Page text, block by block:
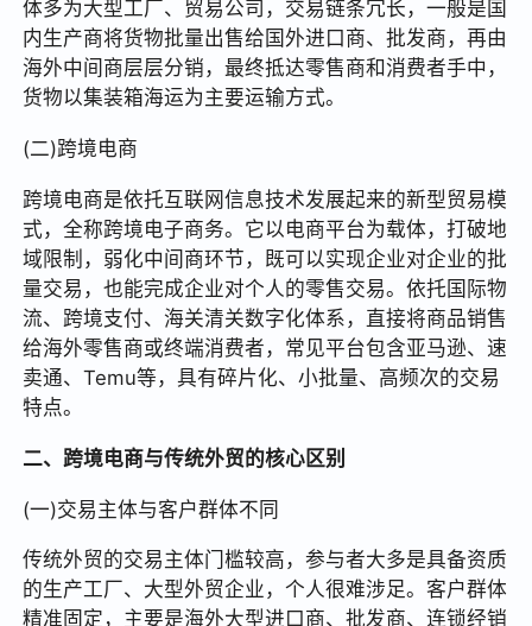
体多为大型工厂、贸易公司，交易链条冗长，一般是国
内生产商将货物批量出售给国外进口商、批发商，再由
海外中间商层层分销，最终抵达零售商和消费者手中，
货物以集装箱海运为主要运输方式。
(二)跨境电商
跨境电商是依托互联网信息技术发展起来的新型贸易模
式，全称跨境电子商务。它以电商平台为载体，打破地
域限制，弱化中间商环节，既可以实现企业对企业的批
量交易，也能完成企业对个人的零售交易。依托国际物
流、跨境支付、海关清关数字化体系，直接将商品销售
给海外零售商或终端消费者，常见平台包含亚马逊、速
卖通、Temu等，具有碎片化、小批量、高频次的交易
特点。
二、跨境电商与传统外贸的核心区别
(一)交易主体与客户群体不同
传统外贸的交易主体门槛较高，参与者大多是具备资质
的生产工厂、大型外贸企业，个人很难涉足。客户群体
精准固定，主要是海外大型进口商、批发商、连锁经销